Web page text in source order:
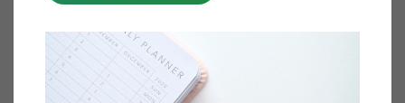
mehr erfahren